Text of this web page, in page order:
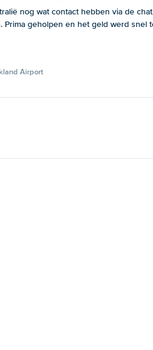
nog wat contact hebben via de
Prima geholpen en het geld werd snel
Airport